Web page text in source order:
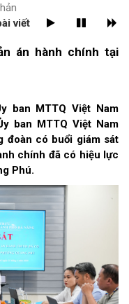
viết
án hành chính tại
ban MTTQ Việt Nam
ban MTTQ Việt Nam
đoàn có buổi giám sát
chính đã có hiệu lực
Phú.